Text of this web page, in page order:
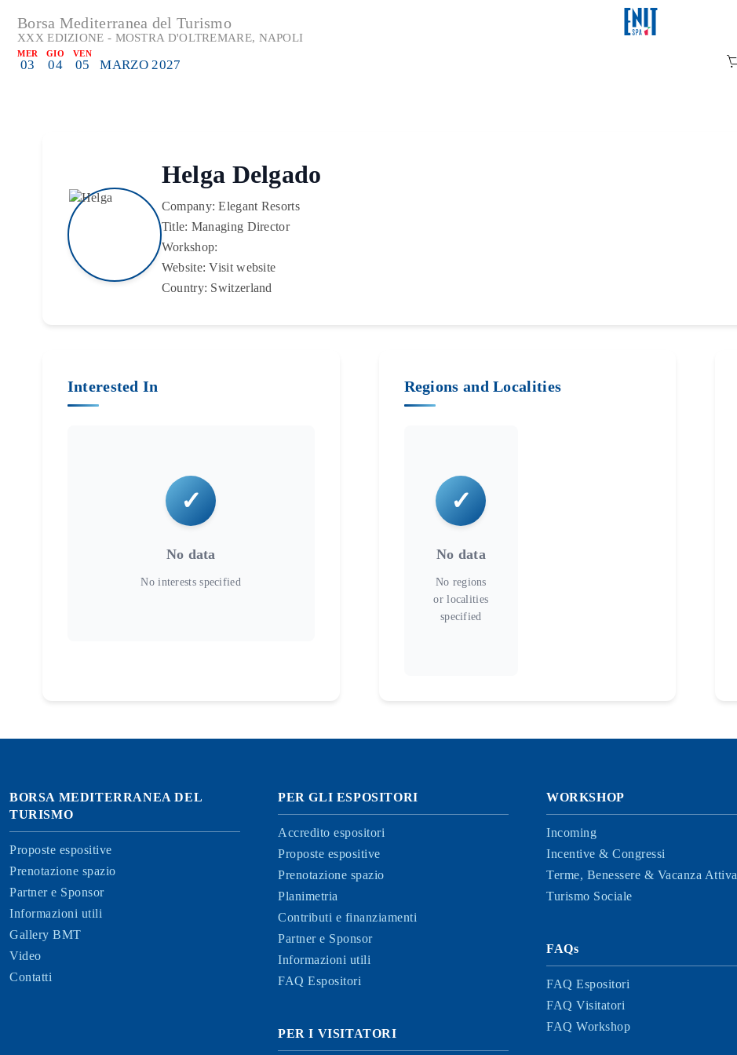
Borsa Mediterranea del Turismo
XXX EDIZIONE - MOSTRA D'OLTREMARE, NAPOLI
MER
03
GIO
04
VEN
05 MARZO 2027
Helga Delgado
Company: Elegant Resorts
Title: Managing Director
Workshop:
Website: Visit website
Country: Switzerland
Interested In
No data
Regions and Localities
No data
BORSA MEDITERRANEA DEL
TURISMO
Proposte espositive
Prenotazione spazio
Partner e Sponsor
Informazioni utili
Gallery BMT
Video
Contatti
PER GLI ESPOSITORI
Accredito espositori
Proposte espositive
Prenotazione spazio
Planimetria
Contributi e finanziamenti
Partner e Sponsor
Informazioni utili
FAQ Espositori
PER I VISITATORI
WORKSHOP
Incoming
Incentive & Congressi
Terme, Benessere & Vacanza Attiva
Turismo Sociale
FAQs
FAQ Espositori
FAQ Visitatori
FAQ Workshop